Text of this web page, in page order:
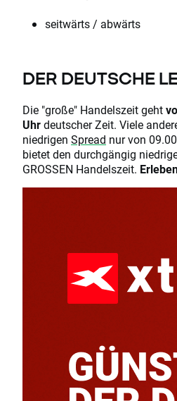
seitwärts / abwärts
DER DEUTSCHE
Die "große" Handelszeit geht
Uhrdeutscher Zeit. Viele
niedrigen Spread nur von
bietet den durchgängig
GROSSEN Handelszeit.